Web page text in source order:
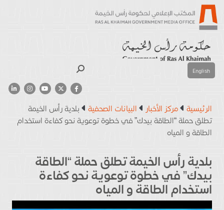
English
الرئيسية مركز الأخبار البيانات الصحفية
بلدية رأس الخيمة
تطلق حملة “الطاقة بيدك” في خطوة توعوية نحو كفاءة استخدام
الطاقة و المياه
بلدية رأس الخيمة تطلق حملة “الطاقة
بيدك” في خطوة توعوية نحو كفاءة
استخدام الطاقة و المياه